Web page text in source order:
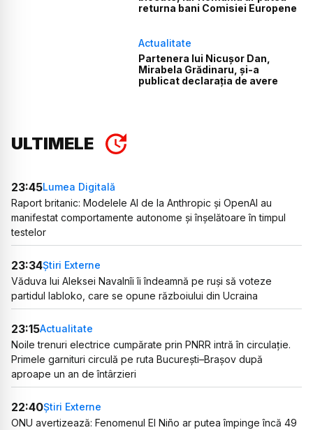
returna bani Comisiei Europene
Actualitate
Partenera lui Nicușor Dan,
Mirabela Grădinaru, și-a
publicat declarația de avere
ULTIMELE
23:45Lumea Digitală
Raport britanic: Modelele AI de la Anthropic și OpenAI au
manifestat comportamente autonome și înșelătoare în timpul
testelor
23:34Știri Externe
Văduva lui Aleksei Navalnîi îi îndeamnă pe ruși să voteze
partidul Iabloko, care se opune războiului din Ucraina
23:15Actualitate
Noile trenuri electrice cumpărate prin PNRR intră în circulație.
Primele garnituri circulă pe ruta București–Brașov după
aproape un an de întârzieri
22:40Știri Externe
ONU avertizează: Fenomenul El Niño ar putea împinge încă 49